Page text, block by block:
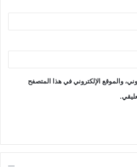
والموقع الإلكتروني في هذا المتصفح